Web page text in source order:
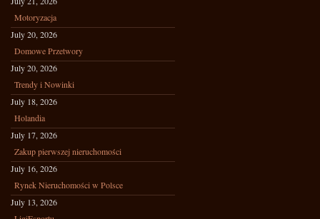
Motoryzacja
July 20, 2026
Domowe Przetwory
July 20, 2026
Trendy i Nowinki
July 18, 2026
Holandia
July 17, 2026
Zakup pierwszej nieruchomości
July 16, 2026
Rynek Nieruchomości w Polsce
July 13, 2026